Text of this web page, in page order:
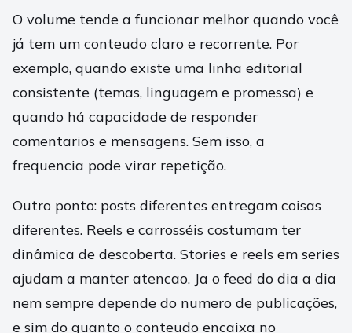
O volume tende a funcionar melhor quando você
já tem um conteudo claro e recorrente. Por
exemplo, quando existe uma linha editorial
consistente (temas, linguagem e promessa) e
quando há capacidade de responder
comentarios e mensagens. Sem isso, a
frequencia pode virar repetição.
Outro ponto: posts diferentes entregam coisas
diferentes. Reels e carrosséis costumam ter
dinâmica de descoberta. Stories e reels em series
ajudam a manter atencao. Ja o feed do dia a dia
nem sempre depende do numero de publicações,
e sim do quanto o conteudo encaixa no